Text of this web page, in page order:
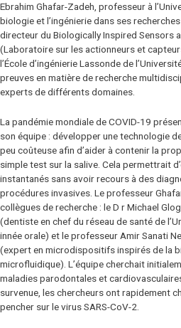
Ebrahim Ghafar-Zadeh, professeur à
biologie et l’ingénierie dans ses
directeur du Biologically Inspired Sensors
(Laboratoire sur les actionneurs et
l’École d’ingénierie Lassonde de
preuves en matière de recherche
experts de différents domaines.
La pandémie mondiale de COVID-19
son équipe : développer une technologie
peu coûteuse afin d’aider à contenir la
simple test sur la salive. Cela permettrait
instantanés sans avoir recours à des
procédures invasives. Le professeur
collègues de recherche : le D r Michael
(dentiste en chef du réseau de santé de
innée orale) et le professeur Amir Sanati
(expert en microdispositifs inspirés de la
microfluidique). L’équipe cherchait
maladies parodontales et
survenue, les chercheurs ont rapidement
pencher sur le virus SARS-CoV-2.